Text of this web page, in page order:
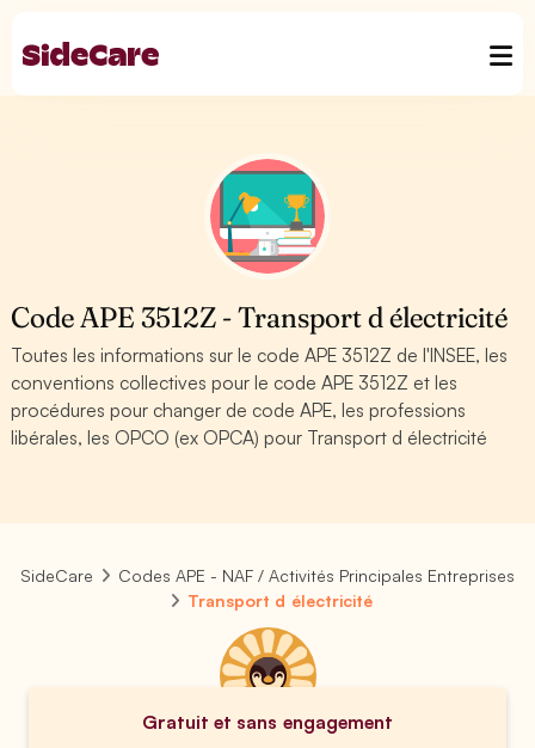
Code APE 3512Z - Transport d électricité
Toutes les informations sur le code APE 3512Z de l'INSEE, les
conventions collectives pour le code APE 3512Z et les
procédures pour changer de code APE, les professions
libérales, les OPCO (ex OPCA) pour Transport d électricité
SideCare
Codes APE - NAF / Activités Principales Entreprises
Transport d électricité
Gratuit et sans engagement